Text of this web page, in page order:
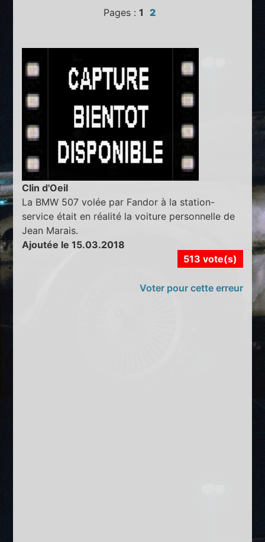
Pages : 1 2
Clin d'Oeil
La BMW 507 volée par Fandor à la station-
service était en réalité la voiture personnelle de
Jean Marais.
Ajoutée le 15.03.2018
513 vote(s)
Voter pour cette erreur